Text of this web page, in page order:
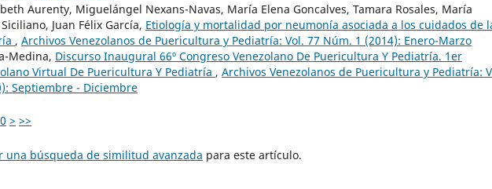
Aurenty, Miguelángel Nexans-Navas, María Elena Goncalves, Tamara Rosales, María
Juan Félix García, Etiología y mortalidad por neumonía asociada a los cuidados de
, Archivos Venezolanos de Puericultura y Pediatría: Vol. 77 Núm. 1 (2014): Enero-Marzo
Medina, Discurso Inaugural 66º Congreso Venezolano De Puericultura Y Pediatría. 1er
Virtual De Puericultura Y Pediatría , Archivos Venezolanos de Puericultura y Pediatría:
Septiembre - Diciembre
> >>
una búsqueda de similitud avanzada para este artículo.